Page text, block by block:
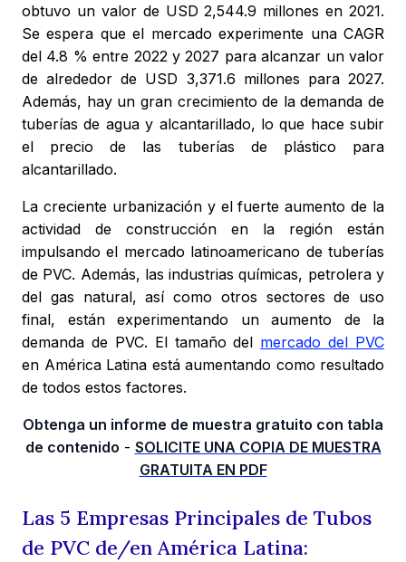
obtuvo un valor de USD 2,544.9 millones en 2021.
Se espera que el mercado experimente una CAGR
del 4.8 % entre 2022 y 2027 para alcanzar un valor
de alrededor de USD 3,371.6 millones para 2027.
Además, hay un gran crecimiento de la demanda de
tuberías de agua y alcantarillado, lo que hace subir
el precio de las tuberías de plástico para
alcantarillado.
La creciente urbanización y el fuerte aumento de la
actividad de construcción en la región están
impulsando el mercado latinoamericano de tuberías
de PVC. Además, las industrias químicas, petrolera y
del gas natural, así como otros sectores de uso
final, están experimentando un aumento de la
demanda de PVC. El tamaño del mercado del PVC
en América Latina está aumentando como resultado
de todos estos factores.
Obtenga un informe de muestra gratuito con tabla
de contenido - SOLICITE UNA COPIA DE MUESTRA
GRATUITA EN PDF
Las 5 Empresas Principales de Tubos
de PVC de/en América Latina: